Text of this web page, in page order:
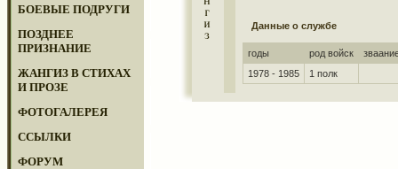
БОЕВЫЕ ПОДРУГИ
ПОЗДНЕЕ
ПРИЗНАНИЕ
ЖАНГИЗ В СТИХАХ
И ПРОЗЕ
ФОТОГАЛЕРЕЯ
ССЫЛКИ
ФОРУМ
Данные о службе
годы род войск
1978 - 1985
1 полк